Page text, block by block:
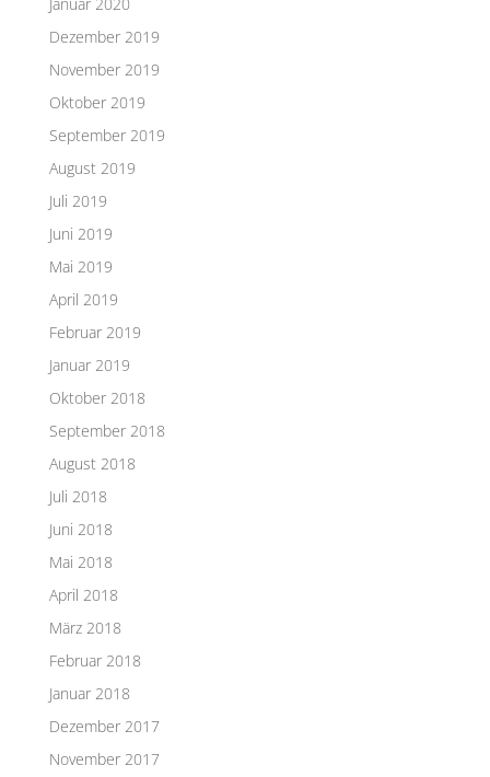
Dezember 2019
November 2019
Oktober 2019
September 2019
August 2019
Juli 2019
Juni 2019
Mai 2019
April 2019
Februar 2019
Januar 2019
Oktober 2018
September 2018
August 2018
Juli 2018
Juni 2018
Mai 2018
April 2018
März 2018
Februar 2018
Januar 2018
Dezember 2017
November 2017